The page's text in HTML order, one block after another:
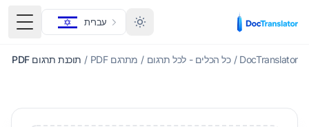
עברית
DocTranslator
/ כל הכלים - לכל תרגום / מתרגם PDF / תוכנת תרגום PDF